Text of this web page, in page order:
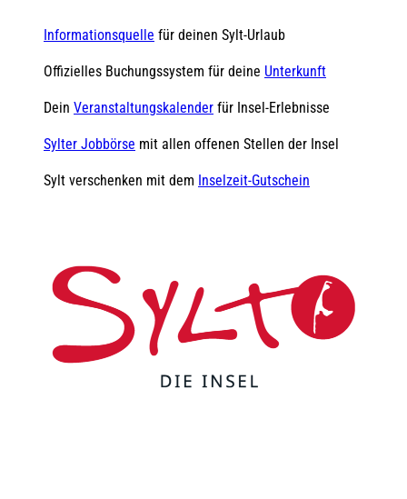
Informationsquelle für deinen Sylt-Urlaub
Offizielles Buchungssystem für deine Unterkunft
Dein Veranstaltungskalender für Insel-Erlebnisse
Sylter Jobbörse mit allen offenen Stellen der Insel
Sylt verschenken mit dem Inselzeit-Gutschein